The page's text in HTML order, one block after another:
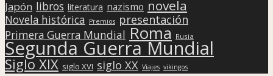
Japón libros literatura nazismo novela
Novela histórica Premios presentación
Primera Guerra Mundial Roma Rusia
Segunda Guerra Mundial
Siglo XIX siglo XVI siglo XX Viajes vikingos